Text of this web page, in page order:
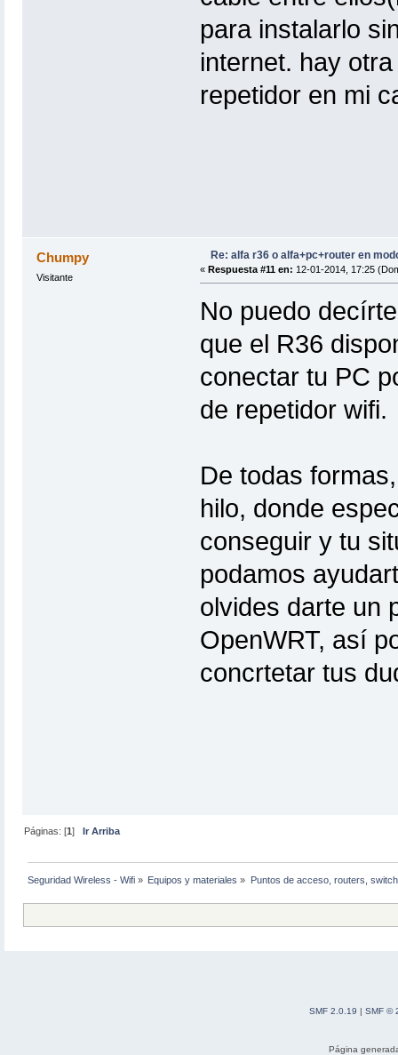
para instalarlo
internet. hay
repetidor en mi
Chumpy
Visitante
Re: alfa r36 o alfa+pc+router en
« Respuesta #11 en: 12-01-2014, 17:25
No puedo
que el R36
conectar tu PC
de repetidor wifi.
De todas
hilo, donde
conseguir y tu
podamos
olvides darte un
OpenWRT, así
concrtetar tus
Páginas: [1]Ir Arriba
Seguridad Wireless - Wifi » Equipos y materiales » Puntos de acceso, routers,
SMF 2.0.19 | SMF ©
Página